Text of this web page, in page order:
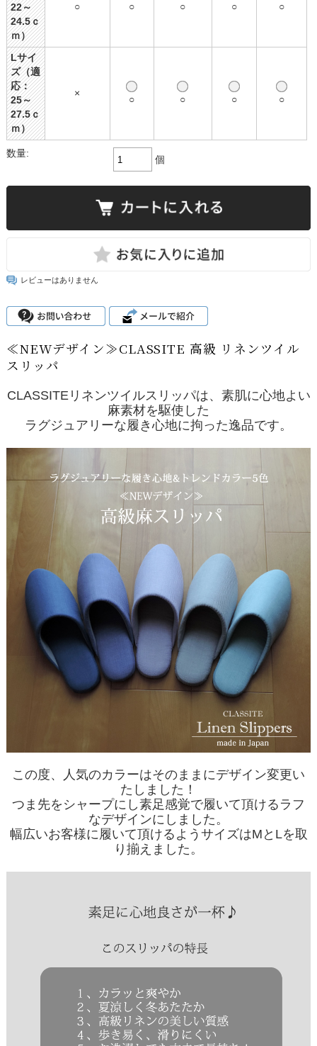
22～
24.5ｃ
ｍ）
○ ○ ○ ○ ○
Lサイ
ズ（適
応：
25～
27.5ｃ
ｍ）
×
○ ○ ○ ○
数量:
個
レビューはありません
≪NEWデザイン≫CLASSITE 高級 リネンツイル
スリッパ
CLASSITEリネンツイルスリッパは、素肌に心地よい
麻素材を駆使した
ラグジュアリーな履き心地に拘った逸品です。
この度、人気のカラーはそのままにデザイン変更い
たしました！
つま先をシャープにし素足感覚で履いて頂けるラフ
なデザインにしました。
幅広いお客様に履いて頂けるようサイズはMとLを取
り揃えました。